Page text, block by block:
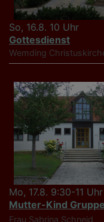
So, 16.8. 10 Uhr
Gottesdienst
Wemding
Mo, 17.8. 9:30-11 Uhr
Mutter-Kind
Frau Sabrina Schneid